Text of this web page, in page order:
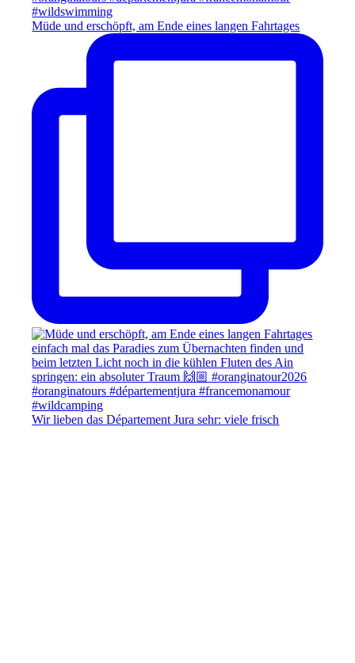
Müde und erschöpft, am Ende eines langen Fahrtages
Wir lieben das Département Jura sehr: viele frisch